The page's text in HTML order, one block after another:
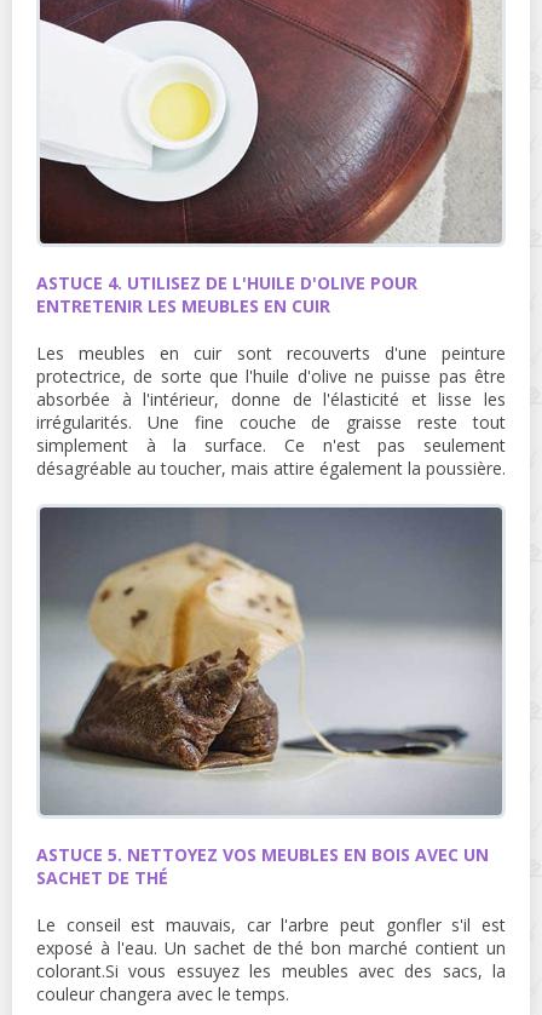
ASTUCE 4. UTILISEZ DE L'HUILE D'OLIVE POUR
ENTRETENIR LES MEUBLES EN CUIR
Les meubles en cuir sont recouverts d'une peinture
protectrice, de sorte que l'huile d'olive ne puisse pas être
absorbée à l'intérieur, donne de l'élasticité et lisse les
irrégularités. Une fine couche de graisse reste tout
simplement à la surface. Ce n'est pas seulement
désagréable au toucher, mais attire également la poussière.
ASTUCE 5. NETTOYEZ VOS MEUBLES EN BOIS AVEC UN
SACHET DE THÉ
Le conseil est mauvais, car l'arbre peut gonfler s'il est
exposé à l'eau. Un sachet de thé bon marché contient un
colorant.Si vous essuyez les meubles avec des sacs, la
couleur changera avec le temps.